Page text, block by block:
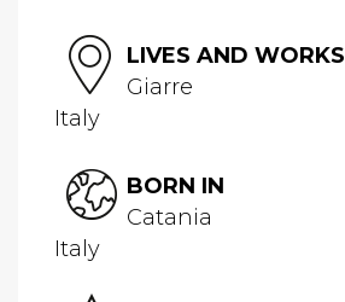
LIVES AND WORKS
Giarre
Italy
BORN IN
Catania
Italy